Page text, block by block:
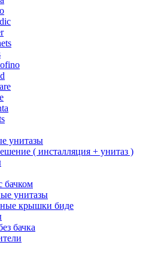
унитазы
( инсталляция + унитаз )
бачком
унитазы
крышки биде
бачка